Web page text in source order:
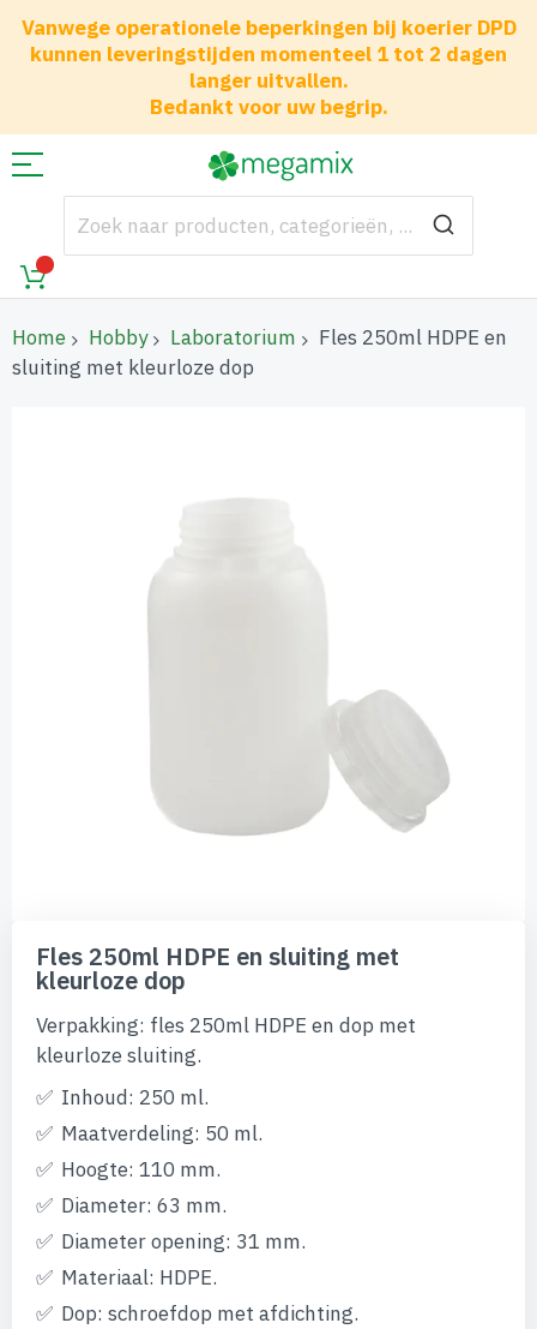
Vanwege operationele beperkingen bij koerier DPD
kunnen leveringstijden momenteel 1 tot 2 dagen
langer uitvallen.
Bedankt voor uw begrip.
Home Hobby Laboratorium
Fles 250ml HDPE en
sluiting met kleurloze dop
naar
begin
afbeeldingen-
Fles 250ml HDPE en sluiting met
kleurloze dop
Verpakking: fles 250ml HDPE en dop met
kleurloze sluiting.
Inhoud: 250 ml.
Maatverdeling: 50 ml.
Hoogte: 110 mm.
Diameter: 63 mm.
Diameter opening: 31 mm.
Materiaal: HDPE.
Dop: schroefdop met afdichting.